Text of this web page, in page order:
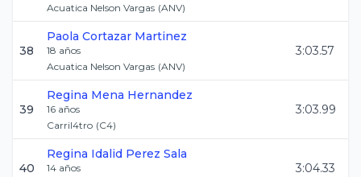
Acuatica Nelson Vargas (ANV)
38
Paola Cortazar Martinez
18 años
Acuatica Nelson Vargas (ANV)
3:03.57
39
Regina Mena Hernandez
16 años
Carril4tro (C4)
3:03.99
40
Regina Idalid Perez Sala
14 años
3:04.33